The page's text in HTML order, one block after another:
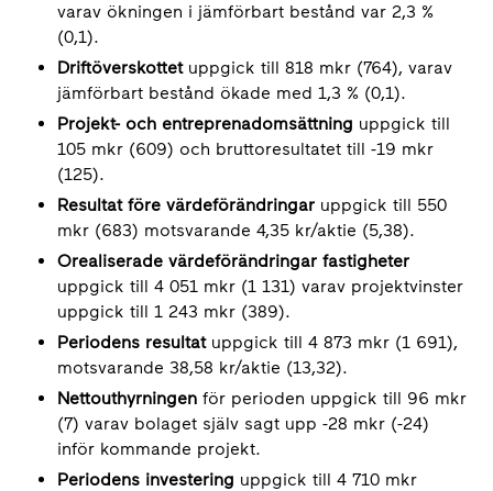
varav ökningen i jämförbart bestånd var 2,3 %
(0,1).
Driftöverskottet uppgick till 818 mkr (764), varav
jämförbart bestånd ökade med 1,3 % (0,1).
Projekt- och entreprenadomsättning uppgick till
105 mkr (609) och bruttoresultatet till -19 mkr
(125).
Resultat före värdeförändringar uppgick till 550
mkr (683) motsvarande 4,35 kr/aktie (5,38).
Orealiserade värdeförändringar fastigheter
uppgick till 4 051 mkr (1 131) varav projektvinster
uppgick till 1 243 mkr (389).
Periodens resultatuppgick till 4 873 mkr (1 691),
motsvarande 38,58 kr/aktie (13,32).
Nettouthyrningen för perioden uppgick till 96 mkr
(7) varav bolaget själv sagt upp -28 mkr (-24)
inför kommande projekt.
Periodens investering uppgick till 4 710 mkr